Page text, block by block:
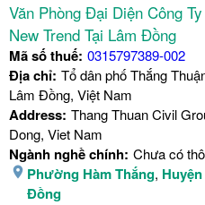
Văn Phòng Đại Diện Công
New Trend Tại Lâm Đồng
Mã số thuế: 0315797389-002
Địa chỉ: Tổ dân phố Thắng
Lâm Đồng, Việt Nam
Address: Thang Thuan Civil
Dong, Viet Nam
Ngành nghề chính: Chưa có
Phường Hàm Thắng,
Đồng